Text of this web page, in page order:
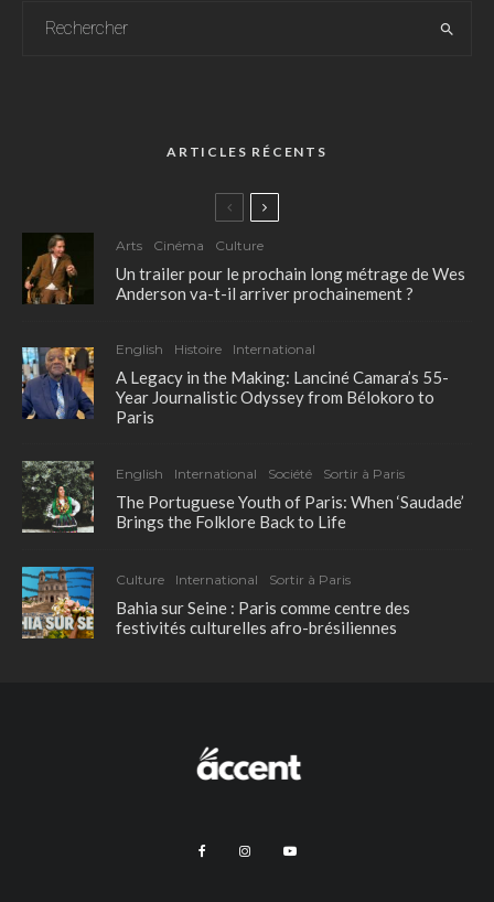
ARTICLES RÉCENTS
Arts Cinéma Culture
Un trailer pour le prochain long métrage de Wes
Anderson va-t-il arriver prochainement ?
English Histoire International
A Legacy in the Making: Lanciné Camara’s 55-
Year Journalistic Odyssey from Bélokoro to
Paris
English International Société Sortir à Paris
The Portuguese Youth of Paris: When ‘Saudade’
Brings the Folklore Back to Life
Culture International Sortir à Paris
Bahia sur Seine : Paris comme centre des
festivités culturelles afro-brésiliennes